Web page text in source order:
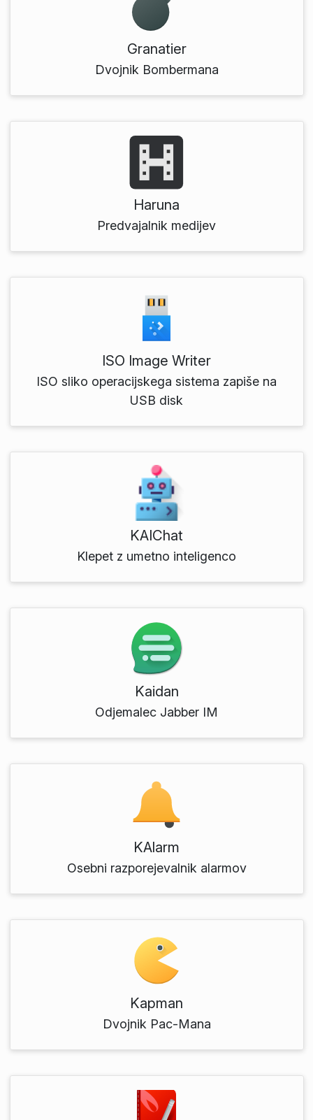
Granatier
Dvojnik Bombermana
Haruna
Predvajalnik medijev
ISO Image Writer
ISO sliko operacijskega sistema zapiše na
USB disk
KAIChat
Klepet z umetno inteligenco
Kaidan
Odjemalec Jabber IM
KAlarm
Osebni razporejevalnik alarmov
Kapman
Dvojnik Pac-Mana